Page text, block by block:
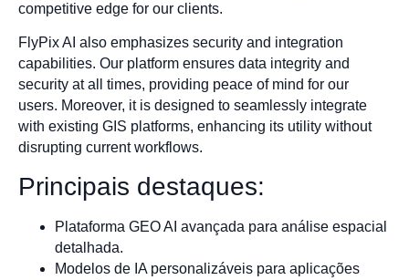
competitive edge for our clients.
FlyPix AI also emphasizes security and integration
capabilities. Our platform ensures data integrity and
security at all times, providing peace of mind for our
users. Moreover, it is designed to seamlessly integrate
with existing GIS platforms, enhancing its utility without
disrupting current workflows.
Principais destaques:
Plataforma GEO AI avançada para análise espacial
detalhada.
Modelos de IA personalizáveis para aplicações